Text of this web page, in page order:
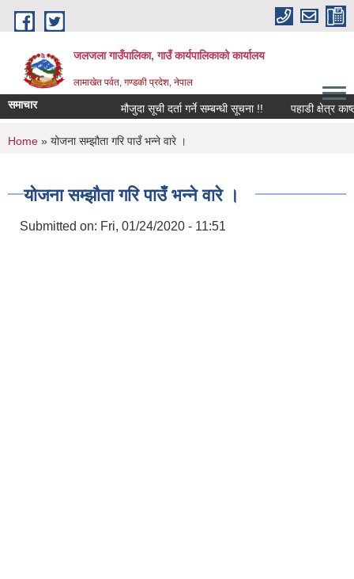
Skip to main content
जलजला गाउँपालिका, गाउँ कार्यपालिकाको कार्यालय
लामाखेत पर्वत, गण्डकी प्रदेश, नेपाल
समाचार मौजुदा सूची दर्ता गर्ने सम्बन्धी सूचना !! पहाडी क्षेत्र
You are here
Home » योजना सम्झौता गरि पाउँ भन्ने वारे ।
योजना सम्झौता गरि पाउँ भन्ने वारे ।
Submitted on: Fri, 01/24/2020 - 11:51